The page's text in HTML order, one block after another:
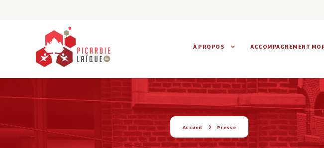
À PROPOS ACCOMPAGNEMENT
Assistance morale
Accueil Presse